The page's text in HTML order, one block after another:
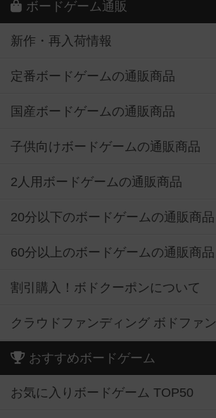
ボードゲーム通販
新作・再入荷情報
定番ボードゲームの通販商品
国産ボードゲームの通販商品
子供向けボードゲームの通販商品
2人用ボードゲームの通販商品
20分以下のボードゲームの通販商品
60分以上のボードゲームの通販商品
割引購入！ボドクーポンについて
クラウドファンディング ボドファン
おすすめボードゲーム
お気に入りボードゲーム TOP50